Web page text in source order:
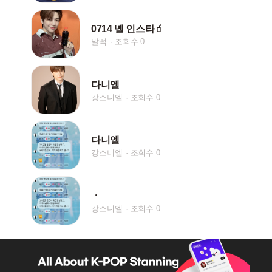
0714 녤 인스타🧃
말떡 조회수 0
다니엘
강소니엘 조회수 0
다니엘
강소니엘 조회수 0
ㆍ
강소니엘 조회수 0